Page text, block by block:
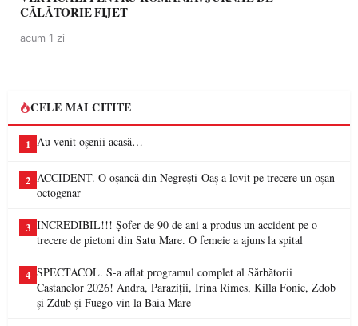
CĂLĂTORIE FIJET
acum 1 zi
CELE MAI CITITE
1 Au venit oșenii acasă…
2 ACCIDENT. O oșancă din Negrești-Oaș a lovit pe trecere un oșan
octogenar
3 INCREDIBIL!!! Șofer de 90 de ani a produs un accident pe o
trecere de pietoni din Satu Mare. O femeie a ajuns la spital
4 SPECTACOL. S-a aflat programul complet al Sărbătorii
Castanelor 2026! Andra, Paraziții, Irina Rimes, Killa Fonic, Zdob
și Zdub și Fuego vin la Baia Mare